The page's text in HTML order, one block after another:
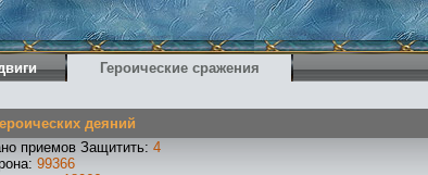
Героические сражения
деяний
приемов Защитить: 4
99366